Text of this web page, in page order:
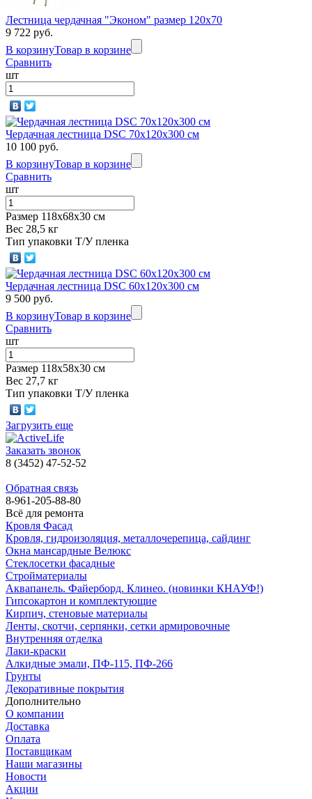
Лестница чердачная "Эконом" размер 120х70
9 722 руб.
В корзинуТовар в корзине
Сравнить
шт
Чердачная лестница DSC 70х120х300 см
10 100 руб.
В корзинуТовар в корзине
Сравнить
шт
Размер 118х68х30 см
Вес 28,5 кг
Тип упаковки Т/У пленка
Чердачная лестница DSC 60х120х300 см
9 500 руб.
В корзинуТовар в корзине
Сравнить
шт
Размер 118х58х30 см
Вес 27,7 кг
Тип упаковки Т/У пленка
Загрузить еще
Заказать звонок
8 (3452) 47-52-52
Обратная связь
8-961-205-88-80
Всё для ремонта
Кровля Фасад
Кровля, гидроизоляция, металлочерепица, сайдинг
Окна мансардные Велюкс
Стеклосетки фасадные
Стройматериалы
Аквапанель. Файерборд. Клинео. (новинки КНАУФ!)
Гипсокартон и комплектующие
Кирпич, стеновые материалы
Ленты, скотчи, серпянки, сетки армировочные
Внутренняя отделка
Лаки-краски
Алкидные эмали, ПФ-115, ПФ-266
Грунты
Декоративные покрытия
Дополнительно
О компании
Доставка
Оплата
Поставщикам
Наши магазины
Новости
Акции